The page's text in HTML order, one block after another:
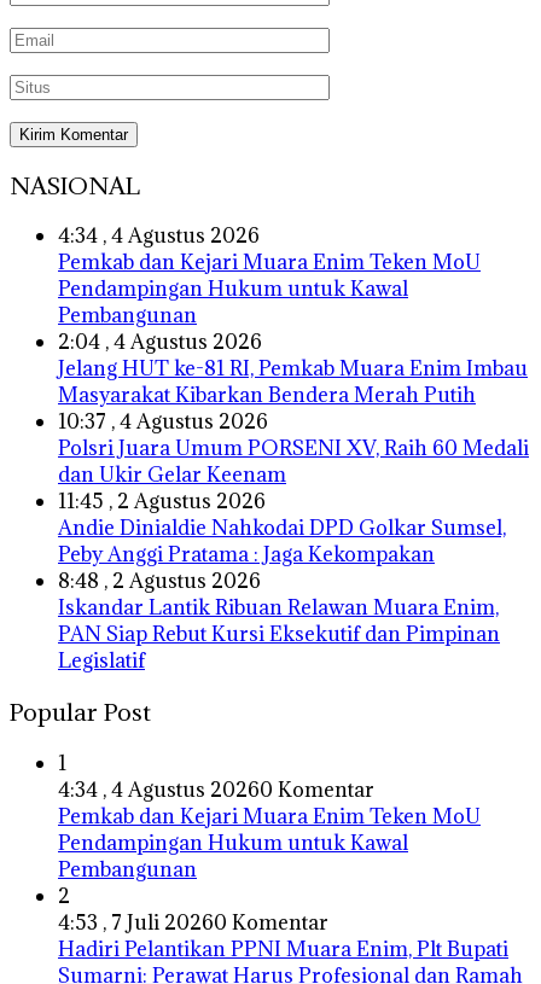
NASIONAL
4:34 , 4 Agustus 2026
Pemkab dan Kejari Muara Enim Teken MoU
Pendampingan Hukum untuk Kawal
Pembangunan
2:04 , 4 Agustus 2026
Jelang HUT ke-81 RI, Pemkab Muara Enim Imbau
Masyarakat Kibarkan Bendera Merah Putih
10:37 , 4 Agustus 2026
Polsri Juara Umum PORSENI XV, Raih 60 Medali
dan Ukir Gelar Keenam
11:45 , 2 Agustus 2026
Andie Dinialdie Nahkodai DPD Golkar Sumsel,
Peby Anggi Pratama : Jaga Kekompakan
8:48 , 2 Agustus 2026
Iskandar Lantik Ribuan Relawan Muara Enim,
PAN Siap Rebut Kursi Eksekutif dan Pimpinan
Legislatif
Popular Post
1
4:34 , 4 Agustus 20260 Komentar
Pemkab dan Kejari Muara Enim Teken MoU
Pendampingan Hukum untuk Kawal
Pembangunan
2
4:53 , 7 Juli 20260 Komentar
Hadiri Pelantikan PPNI Muara Enim, Plt Bupati
Sumarni: Perawat Harus Profesional dan Ramah